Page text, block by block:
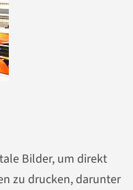
Bilder, um direkt
zu drucken, darunter